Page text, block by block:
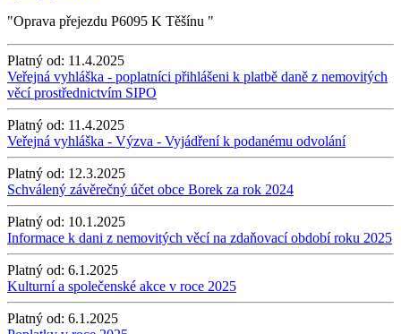
"Oprava přejezdu P6095 K Těšínu "
Platný od: 11.4.2025
Veřejná vyhláška - poplatníci přihlášeni k platbě daně z nemovitých
věcí prostřednictvím SIPO
Platný od: 11.4.2025
Veřejná vyhláška - Výzva - Vyjádření k podanému odvolání
Platný od: 12.3.2025
Schválený závěrečný účet obce Borek za rok 2024
Platný od: 10.1.2025
Informace k dani z nemovitých věcí na zdaňovací období roku 2025
Platný od: 6.1.2025
Kulturní a společenské akce v roce 2025
Platný od: 6.1.2025